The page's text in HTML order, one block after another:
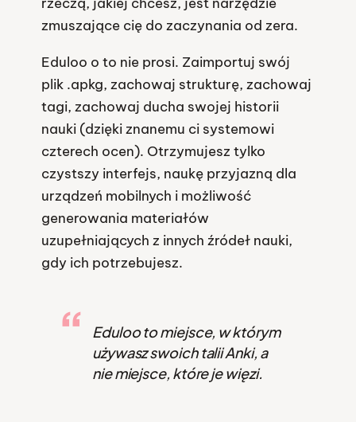
zmuszające cię do zaczynania od zera.
Eduloo o to nie prosi. Zaimportuj swój
plik .apkg, zachowaj strukturę, zachowaj
tagi, zachowaj ducha swojej historii
nauki (dzięki znanemu ci systemowi
czterech ocen). Otrzymujesz tylko
czystszy interfejs, naukę przyjazną dla
urządzeń mobilnych i możliwość
generowania materiałów
uzupełniających z innych źródeł nauki,
gdy ich potrzebujesz.
Eduloo to miejsce, w którym
używasz swoich talii Anki, a
nie miejsce, które je więzi.